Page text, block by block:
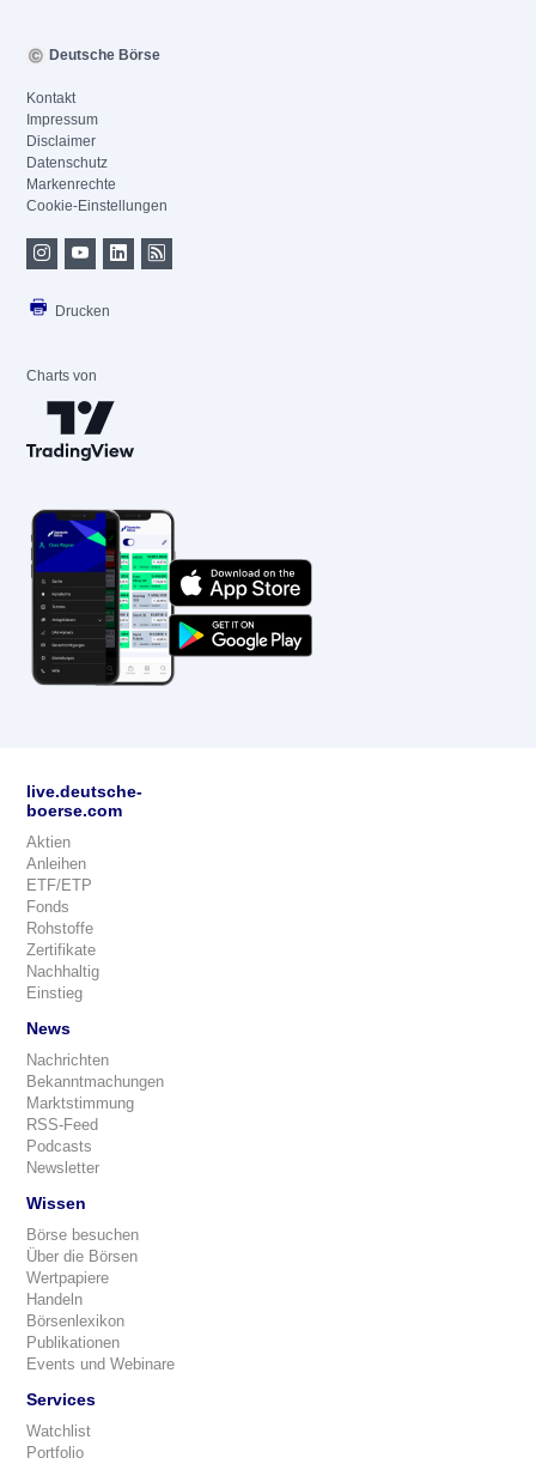
Deutsche Börse
Kontakt
Impressum
Disclaimer
Datenschutz
Markenrechte
Cookie-Einstellungen
Drucken
Charts von
live.deutsche-
boerse.com
Aktien
Anleihen
ETF/ETP
Fonds
Rohstoffe
Zertifikate
Nachhaltig
Einstieg
News
Nachrichten
Bekanntmachungen
Marktstimmung
RSS-Feed
Podcasts
Newsletter
Wissen
Börse besuchen
Über die Börsen
Wertpapiere
Handeln
Börsenlexikon
Publikationen
Events und Webinare
Services
Watchlist
Portfolio